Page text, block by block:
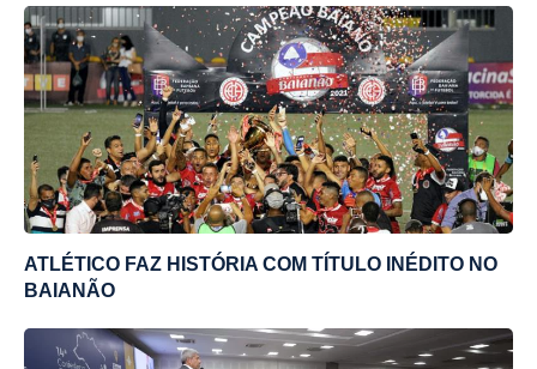
ATLÉTICO FAZ HISTÓRIA COM TÍTULO INÉDITO NO
BAIANÃO